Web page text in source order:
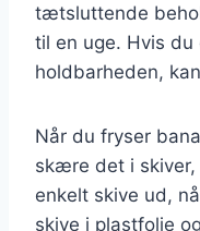
tætsluttende
til en uge. Hvis
holdbarheden,
Når du fryser
skære det i skiver,
enkelt skive ud,
skive i plastfolie